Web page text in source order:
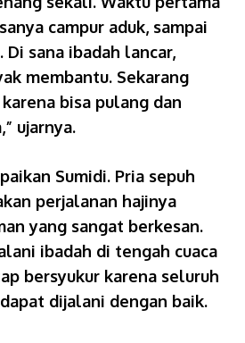
campur aduk, sampai
sana ibadah lancar,
membantu. Sekarang
bisa pulang dan
ujarnya.
Sumidi. Pria sepuh
perjalanan hajinya
yang sangat berkesan.
ibadah di tengah cuaca
bersyukur karena seluruh
dijalani dengan baik.